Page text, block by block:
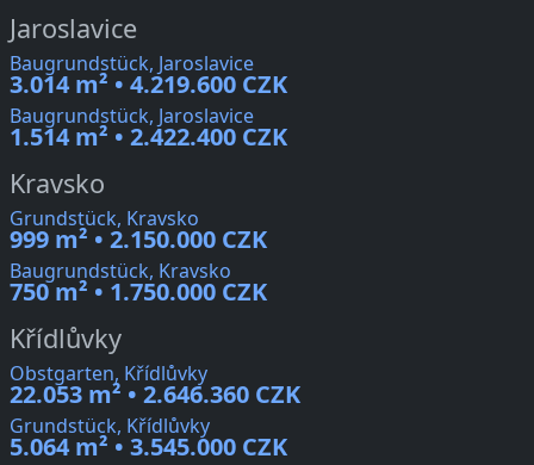
Jaroslavice
Baugrundstück, Jaroslavice
3.014 m² • 4.219.600 CZK
Baugrundstück, Jaroslavice
1.514 m² • 2.422.400 CZK
Kravsko
Grundstück, Kravsko
999 m² • 2.150.000 CZK
Baugrundstück, Kravsko
750 m² • 1.750.000 CZK
Křídlůvky
Obstgarten, Křídlůvky
22.053 m² • 2.646.360 CZK
Grundstück, Křídlůvky
5.064 m² • 3.545.000 CZK